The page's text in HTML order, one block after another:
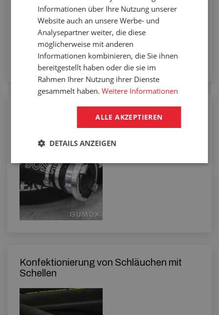
Konfektionierung von Schläuchen mit
Schellen
Informationen über Ihre Nutzung unserer
Website auch an unsere Werbe- und
Analysepartner weiter, die diese
möglicherweise mit anderen
Informationen kombinieren, die Sie ihnen
bereitgestellt haben oder die sie im
Rahmen Ihrer Nutzung ihrer Dienste
gesammelt haben.Weitere Informationen
ALLE AKZEPTIEREN
DETAILS ANZEIGEN